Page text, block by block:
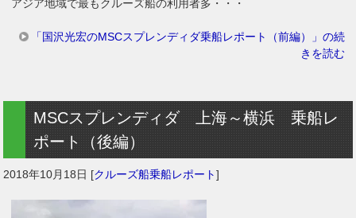
アジア地域で最もクルーズ船の利用者多・・・
「国沢光宏のMSCスプレンディダ乗船レポート（前編）」の続
きを読む
MSCスプレンディダ 上海～横浜 乗船レ
ポート（後編）
2018年10月18日 [クルーズ船乗船レポート]